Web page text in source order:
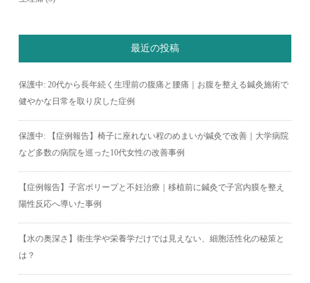
最近の投稿
保護中: 20代から長年続く生理前の腹痛と腰痛｜お腹を整える鍼灸施術で
健やかな日常を取り戻した症例
保護中: 【症例報告】椅子に座れない程のめまいが鍼灸で改善｜大学病院
など多数の病院を巡った10代女性の改善事例
【症例報告】子宮ポリープと不妊治療｜移植前に鍼灸で子宮内膜を整え
陽性反応へ導いた事例
【水の奥深さ】衛生学や栄養学だけでは見えない、細胞活性化の秘策と
は？